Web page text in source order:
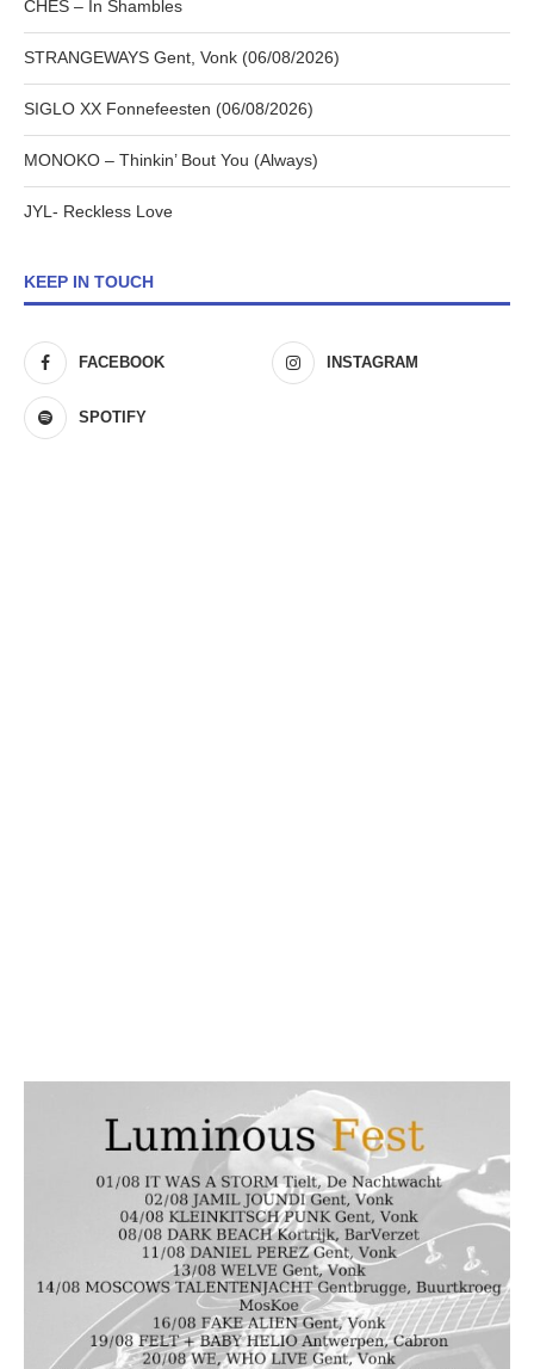
CHES – In Shambles
STRANGEWAYS Gent, Vonk (06/08/2026)
SIGLO XX Fonnefeesten (06/08/2026)
MONOKO – Thinkin’ Bout You (Always)
JYL- Reckless Love
KEEP IN TOUCH
FACEBOOK INSTAGRAM
SPOTIFY